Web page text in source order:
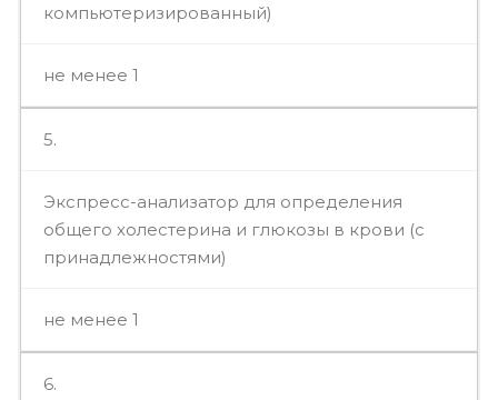
компьютеризированный)
не менее 1
5.
Экспресс-анализатор для определения
общего холестерина и глюкозы в крови (с
принадлежностями)
не менее 1
6.